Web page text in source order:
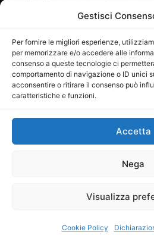
Gestisci
Per fornire le migliori esperienze,
per memorizzare e/o accedere alle
consenso a queste tecnologie ci
comportamento di navigazione o ID unici
acconsentire o ritirare il consenso può
caratteristiche e funzioni.
Accetta
Nega
Visualizza
Cookie Policy
29/09/2015
Direttore Editoriale:
Direttore Responsabile:
P.IVA:
Mercurio Comunicazione
iscritta al Registro degli
Sito gestito daLa Digitale srl